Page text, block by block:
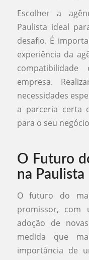
Escolher a
Paulista ideal
desafio. É
experiência da
empresa.
necessidades
a parceria certa
para o seu
O Futuro
na Paulista
O futuro do
promissor, com
adoção de
medida que
importância de